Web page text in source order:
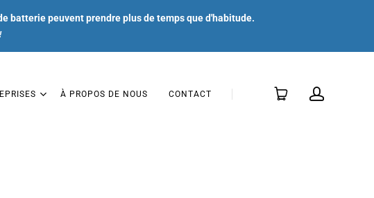
batterie peuvent prendre plus de temps que d'habitude.
À PROPOS DE NOUS CONTACT